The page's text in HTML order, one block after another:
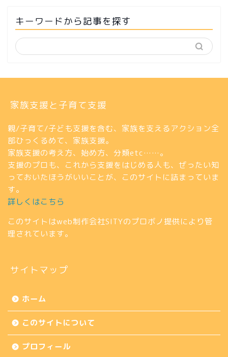
キーワードから記事を探す
家族支援と子育て支援
親/子育て/子ども支援を含む、家族を支えるアクション全
部ひっくるめて、家族支援。
家族支援の考え方、始め方、分類etc……。
支援のプロも、これから支援をはじめる人も、ぜったい知
っておいたほうがいいことが、このサイトに詰まっていま
す。
詳しくはこちら
このサイトはweb制作会社SITYのプロボノ提供により管
理されています。
サイトマップ
ホーム
このサイトについて
プロフィール